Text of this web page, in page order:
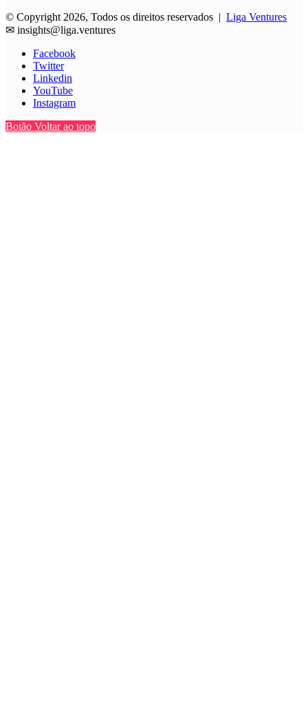
© Copyright 2026, Todos os direitos reservados | Liga Ventures
✉ insights@liga.ventures
Facebook
Twitter
Linkedin
YouTube
Instagram
Botão Voltar ao topo